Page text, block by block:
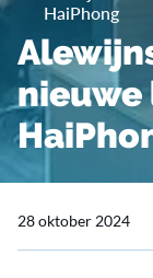
HaiPhong
nieuwe
28 oktober 2024